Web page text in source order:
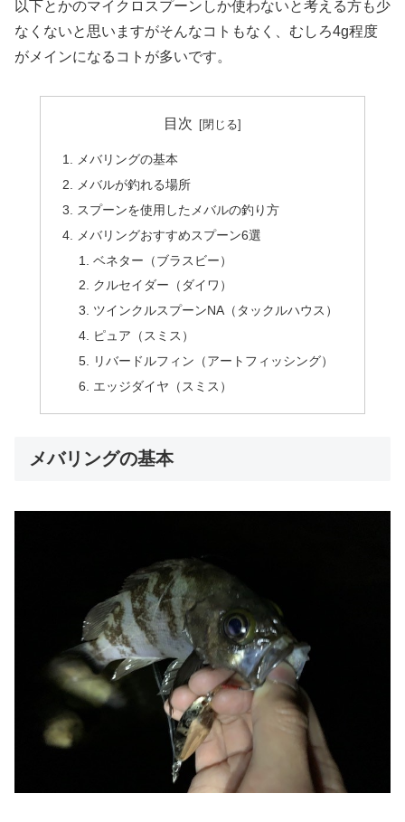
以下とかのマイクロスプーンしか使わないと考える方も少
なくないと思いますがそんなコトもなく、むしろ4g程度
がメインになるコトが多いです。
目次
メバリングの基本
メバルが釣れる場所
スプーンを使用したメバルの釣り方
メバリングおすすめスプーン6選
ベネター（ブラスビー）
クルセイダー（ダイワ）
ツインクルスプーンNA（タックルハウス）
ピュア（スミス）
リバードルフィン（アートフィッシング）
エッジダイヤ（スミス）
メバリングの基本